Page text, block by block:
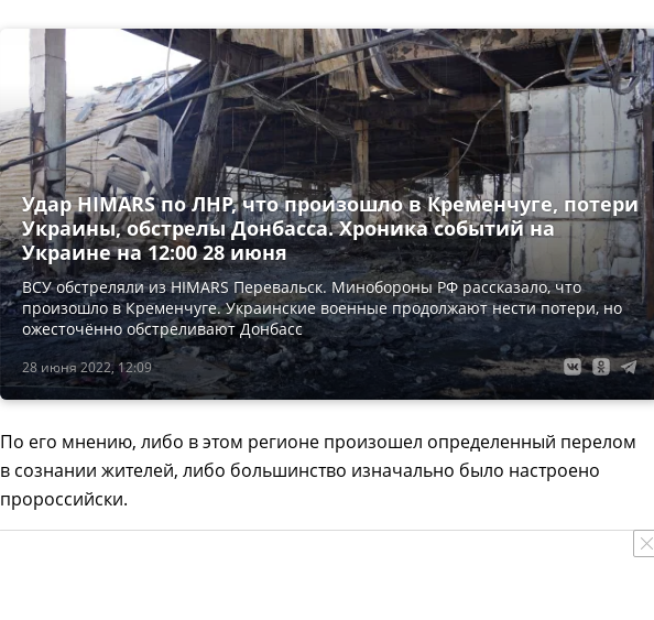
28 июня 2022, 12:09
Удар HIMARS по ЛНР, что произошло в Кременчуге, потери
Украины, обстрелы Донбасса. Хроника событий на
Украине на 12:00 28 июня
ВСУ обстреляли из HIMARS Перевальск. Минобороны РФ рассказало, что
произошло в Кременчуге. Украинские военные продолжают нести потери, но
ожесточённо обстреливают Донбасс
По его мнению, либо в этом регионе произошел определенный перелом
в сознании жителей, либо большинство изначально было настроено
пророссийски.